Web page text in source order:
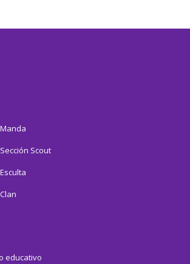
Scout
educativo